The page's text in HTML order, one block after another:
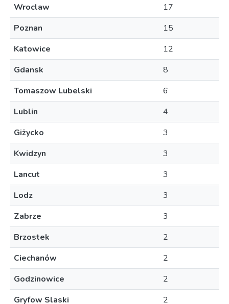
Wroclaw
17
Poznan
15
Katowice
12
Gdansk
8
Tomaszow Lubelski
6
Lublin
4
Giżycko
3
Kwidzyn
3
Lancut
3
Lodz
3
Zabrze
3
Brzostek
2
Ciechanów
2
Godzinowice
2
Gryfow Slaski
2